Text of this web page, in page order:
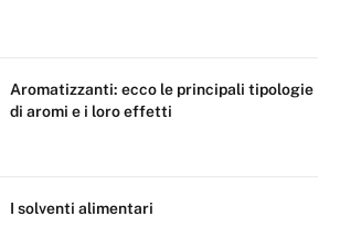
Aromatizzanti: ecco le principali tipologie
di aromi e i loro effetti
I solventi alimentari